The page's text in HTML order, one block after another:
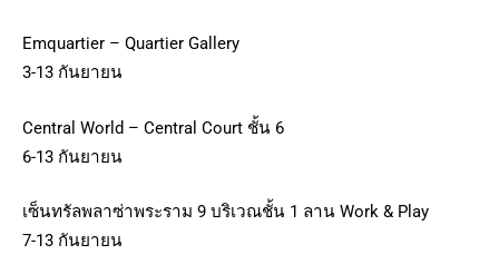
Emquartier – Quartier Gallery
3-13 กันยายน
Central World – Central Court ชั้น 6
6-13 กันยายน
เซ็นทรัลพลาซ่าพระราม 9 บริเวณชั้น 1 ลาน Work & Play
7-13 กันยายน